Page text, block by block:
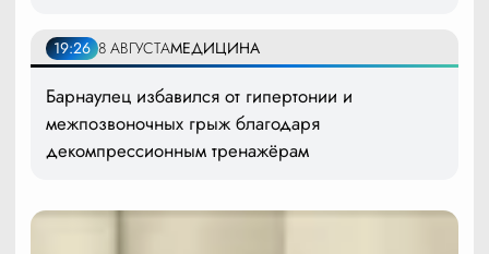
19:26 8 АВГУСТАМЕДИЦИНА
Барнаулец избавился от гипертонии и
межпозвоночных грыж благодаря
декомпрессионным тренажёрам